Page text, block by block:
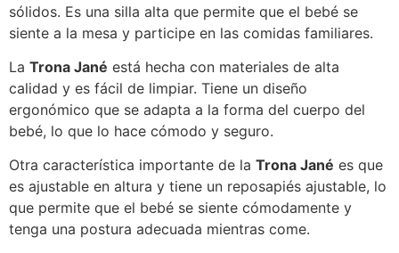
sólidos. Es una silla alta que permite que el bebé se
siente a la mesa y participe en las comidas familiares.
La Trona Jané está hecha con materiales de alta
calidad y es fácil de limpiar. Tiene un diseño
ergonómico que se adapta a la forma del cuerpo del
bebé, lo que lo hace cómodo y seguro.
Otra característica importante de la Trona Jané es que
es ajustable en altura y tiene un reposapiés ajustable, lo
que permite que el bebé se siente cómodamente y
tenga una postura adecuada mientras come.